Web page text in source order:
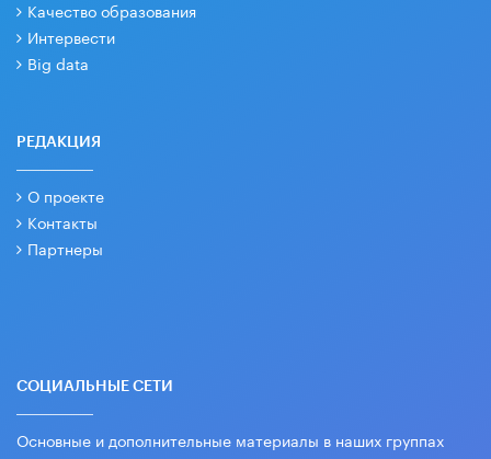
Качество образования
Интервести
Big data
РЕДАКЦИЯ
О проекте
Контакты
Партнеры
СОЦИАЛЬНЫЕ СЕТИ
Основные и дополнительные материалы в наших группах